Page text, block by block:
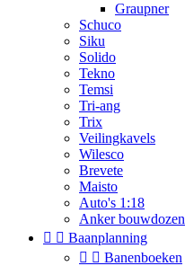
Graupner
Schuco
Siku
Solido
Tekno
Temsi
Tri-ang
Trix
Veilingkavels
Wilesco
Brevete
Maisto
Auto's 1:18
Anker bouwdozen
  Baanplanning
  Banenboeken